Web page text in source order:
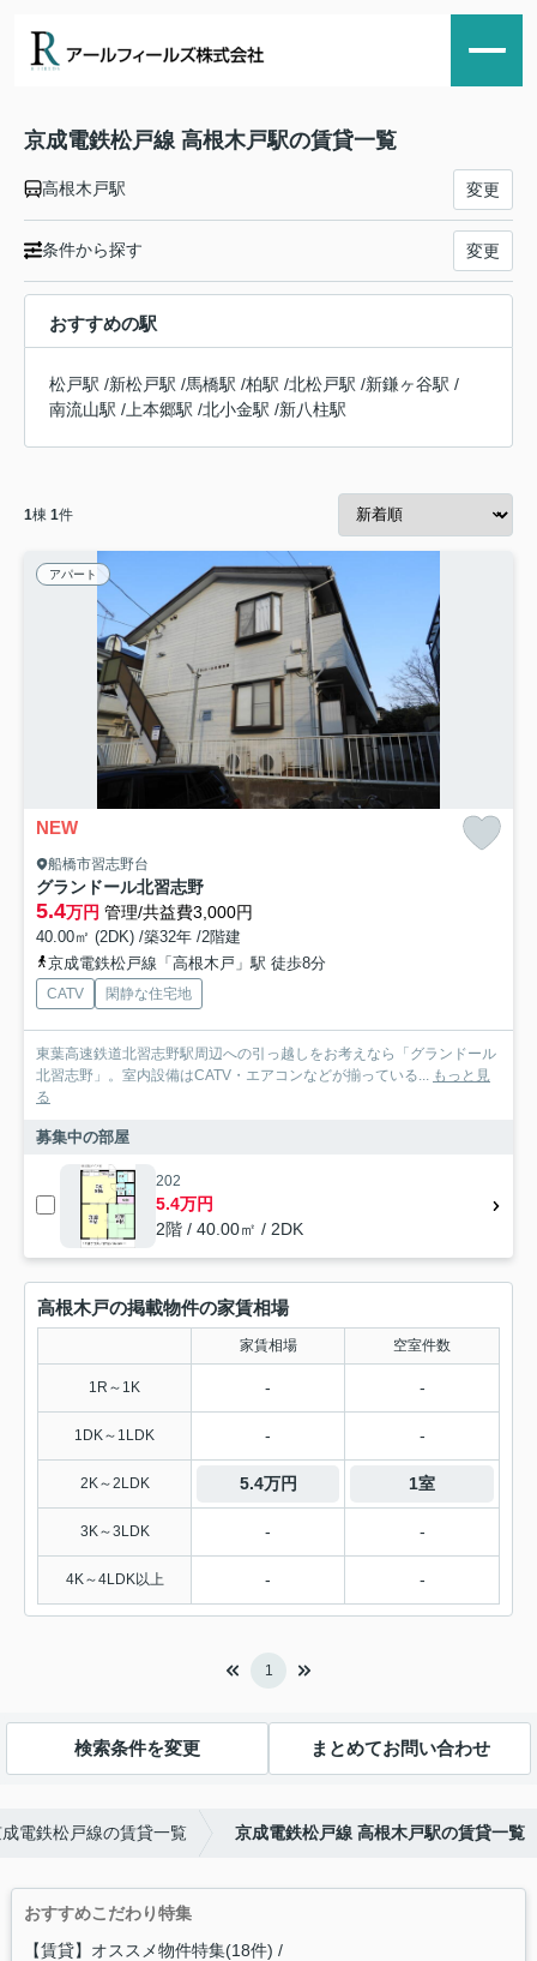
京成電鉄松戸線 高根木戸駅の賃貸一覧
高根木戸駅 変更
条件から探す 変更
おすすめの駅
松戸駅 /新松戸駅 /馬橋駅 /柏駅 /北松戸駅 /新鎌ヶ谷駅 /
南流山駅 / 上本郷駅 /北小金駅 /新八柱駅
1棟 1件
アパート
NEW
船橋市習志野台
グランドール北習志野
5.4万円 管理/共益費3,000円
40.00㎡ (2DK) /築32年 /2階建
京成電鉄松戸線「高根木戸」駅 徒歩8分
CATV 閑静な住宅地
東葉高速鉄道北習志野駅周辺への引っ越しをお考えなら「グランドール
北習志野」。室内設備はCATV・エアコンなどが揃っている...
もっと見
る
募集中の部屋
202
5.4万円
2階 / 40.00㎡ / 2DK
高根木戸の掲載物件の家賃相場
家賃相場 空室件数
1R～1K - -
1DK～1LDK - -
2K～2LDK 5.4万円 1室
3K～3LDK - -
4K～4LDK以上 - -
1
検索条件を変更 まとめてお問い合わせ
電鉄松戸線の賃貸一覧 京成電鉄松戸線 高根木戸駅の賃貸一覧
おすすめこだわり特集
【賃貸】オススメ物件特集(18件)